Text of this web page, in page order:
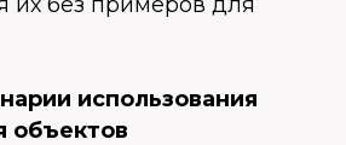
использования
объектов